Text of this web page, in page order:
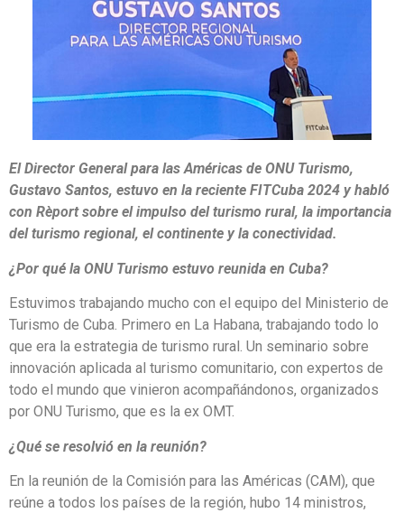
El Director General para las Américas de ONU Turismo,
Gustavo Santos, estuvo en la reciente FITCuba 2024 y habló
con Rèport sobre el impulso del turismo rural, la importancia
del turismo regional, el continente y la conectividad.
¿Por qué la ONU Turismo estuvo reunida en Cuba?
Estuvimos trabajando mucho con el equipo del Ministerio de
Turismo de Cuba. Primero en La Habana, trabajando todo lo
que era la estrategia de turismo rural. Un seminario sobre
innovación aplicada al turismo comunitario, con expertos de
todo el mundo que vinieron acompañándonos, organizados
por ONU Turismo, que es la ex OMT.
¿Qué se resolvió en la reunión?
En la reunión de la Comisión para las Américas (CAM), que
reúne a todos los países de la región, hubo 14 ministros,